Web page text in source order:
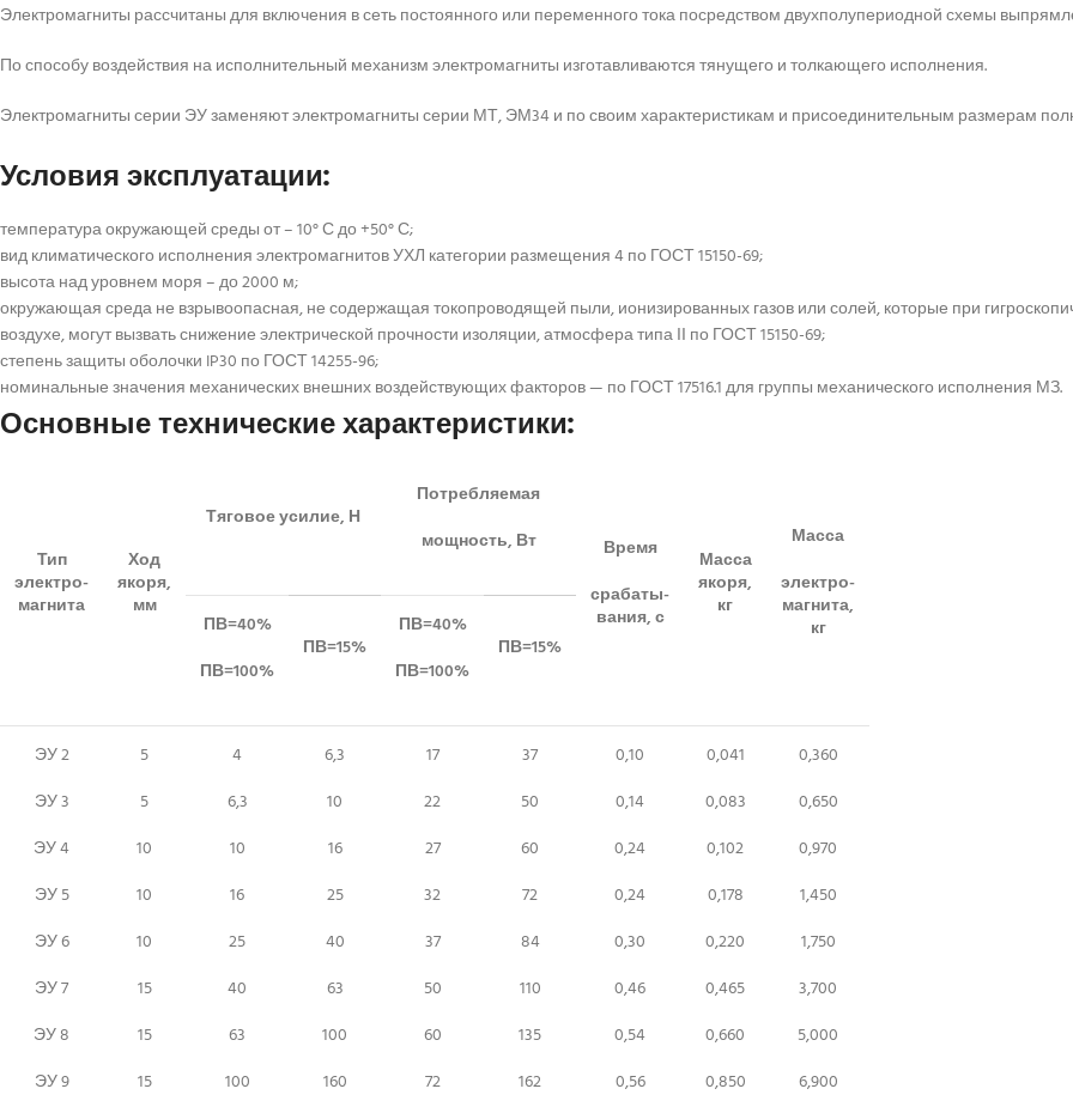
Электромагниты рассчитаны для включения в сеть постоянного или переменного тока посредством двухполупериодной схемы
По способу воздействия на исполнительный механизм электромагниты изготавливаются тянущего и толкающего исполнения.
Электромагниты серии ЭУ заменяют электромагниты серии МТ, ЭМ34 и по своим характеристикам и присоединительным размерам
Условия эксплуатации:
температура окружающей среды от – 10° С до +50° С;
вид климатического исполнения электромагнитов УХЛ категории размещения 4 по ГОСТ 15150-69;
высота над уровнем моря – до 2000 м;
окружающая среда не взрывоопасная, не содержащая токопроводящей пыли, ионизированных газов или солей, которые при
воздухе, могут вызвать снижение электрической прочности изоляции, атмосфера типа ІІ по ГОСТ 15150-69;
степень защиты оболочки IP30 по ГОСТ 14255-96;
номинальные значения механических внешних воздействующих факторов — по ГОСТ 17516.1 для группы механического исполнения МЗ.
Основные технические характеристики:
Тип
электро-
магнита
Ход
якоря,
мм
Тяговое усилие, Н
Потребляемая
мощность, Вт
Время
срабаты-
вания, с
Масса
якоря,
кг
Масса
электро-
магнита,
кг
ПВ=40%
ПВ=100%
ПВ=15%
ПВ=40%
ПВ=100%
ПВ=15%
ЭУ 2
ЭУ 3
ЭУ 4
ЭУ 5
ЭУ 6
ЭУ 7
ЭУ 8
ЭУ 9
5
5
10
10
10
15
15
15
4
6,3
10
16
25
40
63
100
6,3
10
16
25
40
63
100
160
17
22
27
32
37
50
60
72
37
50
60
72
84
110
135
162
0,10
0,14
0,24
0,24
0,30
0,46
0,54
0,56
0,041
0,083
0,102
0,178
0,220
0,465
0,660
0,850
0,360
0,650
0,970
1,450
1,750
3,700
5,000
6,900